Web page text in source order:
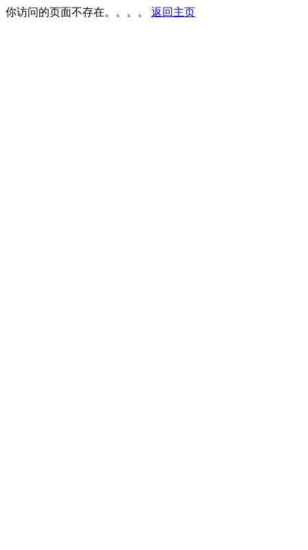
你访问的页面不存在。。。。 返回主页